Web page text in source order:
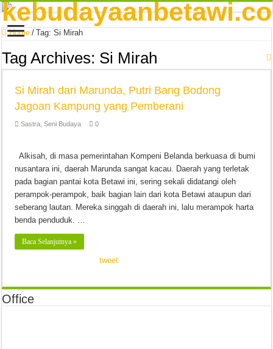
Home / Tag:Si Mirah
Tag Archives: Si Mirah
Si Mirah dari Marunda, Putri Bang Bodong
Jagoan Kampung yang Pemberani
Sastra ,Seni Budaya 0
Alkisah, di masa pemerintahan Kompeni Belanda berkuasa di bumi
nusantara ini, daerah Marunda sangat kacau. Daerah yang terletak
pada bagian pantai kota Betawi ini, sering sekali didatangi oleh
perampok-perampok, baik bagian lain dari kota Betawi ataupun dari
seberang lautan. Mereka singgah di daerah ini, lalu merampok harta
benda penduduk. …
Baca Selanjutnya »
tweet
Office